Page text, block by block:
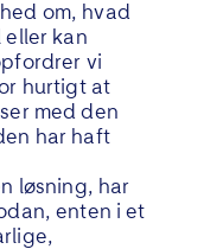
om, hvad
kan
vi
hurtigt at
med den
har haft
løsning, har
enten i et